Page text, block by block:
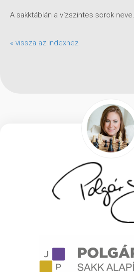
A sakktáblán a vízszintes sorok neve.
« vissza az indexhez